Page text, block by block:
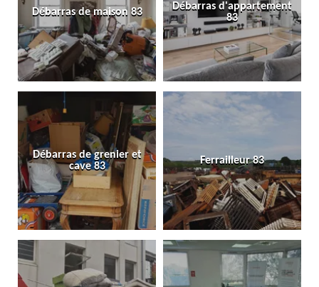
Débarras de maison 83
Débarras d'appartement
83
Débarras de grenier et
cave 83
Ferrailleur 83